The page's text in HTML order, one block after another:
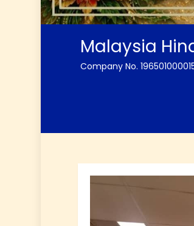
Malaysia
Company No.